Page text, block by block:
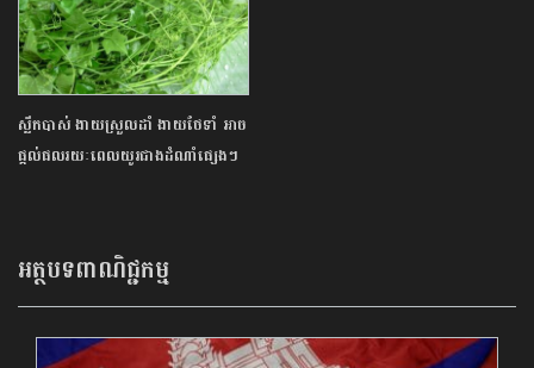
ស្លឹកបាស់ ងាយស្រួលដាំ ងាយថែទាំ អាច
ផ្តល់ផលរយៈពេលយូរជាងដំណាំផ្សេងៗ
អត្ថបទពាណិជ្ជកម្ម